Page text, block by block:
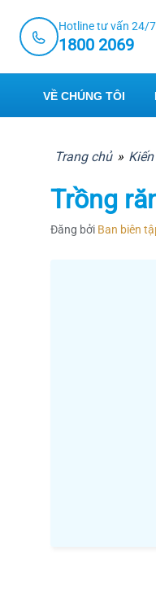
content
Hotline tư vấn 24/7
1800 2069
VỀ CHÚNG TÔI
Trang chủ »
Trồng
Đăng bởi Ban biên